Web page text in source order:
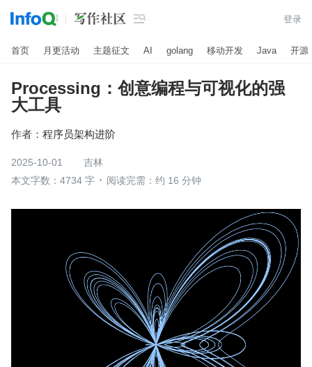
 登录
首页 月更活动 主题征文 AI golang 移动开发 Java 开源
Processing：创意编程与可视化的强
大工具
作者： 程序员架构进阶
2025-10-01
吉林
本文字数：4734 字
阅读完需：约 16 分钟